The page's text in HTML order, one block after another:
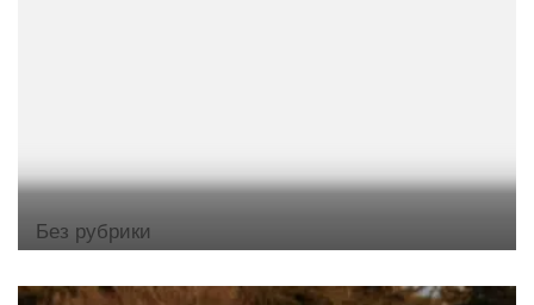
Без рубрики